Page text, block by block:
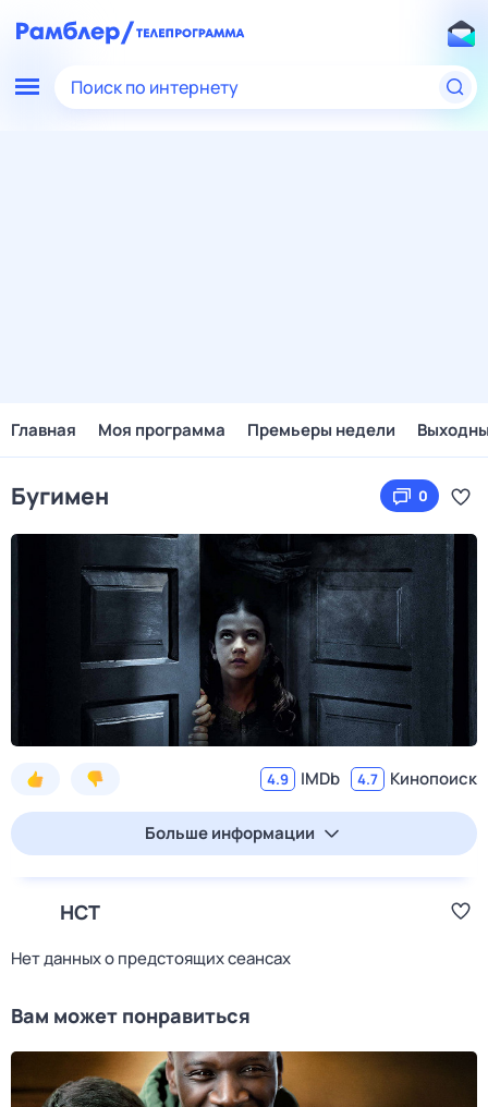
Поиск по интернету
Главная Моя программа Премьеры недели
Бугимен 0
4.9 IMDb 4.7 Кинопоиск
Больше информации
НСТ
Нет данных о предстоящих сеансах
Вам может понравиться